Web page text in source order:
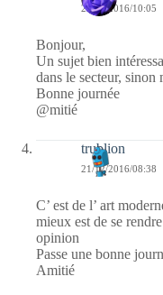
21/12/2016/10:05
Bonjour,
Un sujet bien
dans le secteur, sinon
Bonne journée
@mitié
trublion
21/12/2016/08:38
C’ est de l’ art
mieux est de se
opinion
Passe une bonne
Amitié